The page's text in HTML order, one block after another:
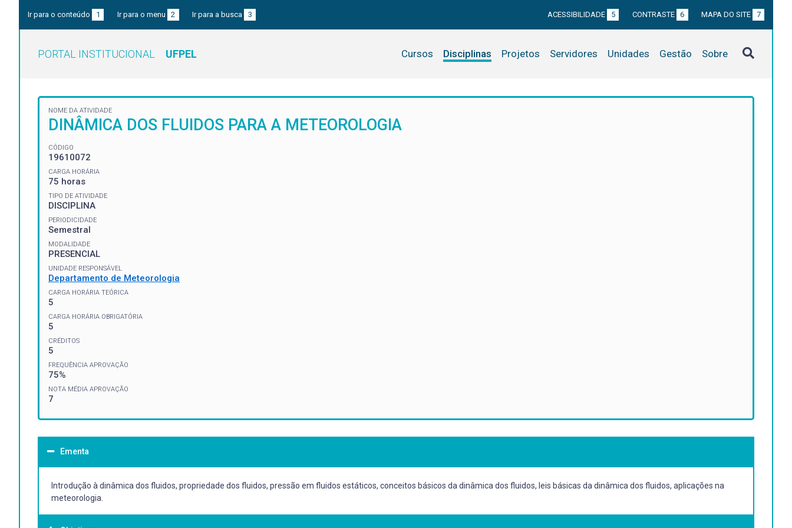
Ir para o conteúdo 1 Ir para o menu 2 Ir para a busca 3 ACESSIBILIDADE 5 CONTRASTE 6 MAPA DO SITE 7
PORTAL INSTITUCIONAL UFPEL Cursos Disciplinas Projetos Servidores Unidades Gestão Sobre
NOME DA ATIVIDADE
DINÂMICA DOS FLUIDOS PARA A METEOROLOGIA
CÓDIGO
19610072
CARGA HORÁRIA
75 horas
TIPO DE ATIVIDADE
DISCIPLINA
PERIODICIDADE
Semestral
MODALIDADE
PRESENCIAL
UNIDADE RESPONSÁVEL
Departamento de Meteorologia
CARGA HORÁRIA TEÓRICA
5
CARGA HORÁRIA OBRIGATÓRIA
5
CRÉDITOS
5
FREQUÊNCIA APROVAÇÃO
75%
NOTA MÉDIA APROVAÇÃO
7
Ementa
Introdução à dinâmica dos fluidos, propriedade dos fluidos, pressão em fluidos estáticos, conceitos básicos da dinâmica dos fluidos, leis básicas da dinâmica dos fluidos, aplicações na
meteorologia.